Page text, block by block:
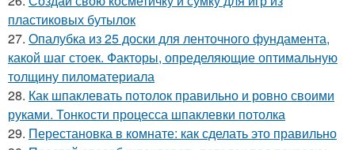
пластиковых бутылок
27. Опалубка из 25 доски для ленточного фундамента,
какой шаг стоек. Факторы, определяющие оптимальную
толщину пиломатериала
28. Как шпаклевать потолок правильно и ровно своими
руками. Тонкости процесса шпаклевки потолка
29. Перестановка в комнате: как сделать это правильно